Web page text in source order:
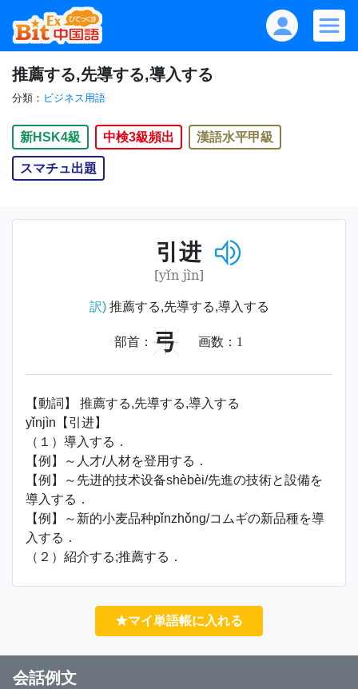
推薦する,先導する,導入する
分類： ビジネス用語
新HSK4級 中検3級頻出 漢語水平甲級
スマチュ出題
引进
[yǐn jìn]
訳)推薦する,先導する,導入する
部首： 弓 画数： 1
【動詞】 推薦する,先導する,導入する
yǐnjìn【引进】
（１）導入する．
【例】～人才/人材を登用する．
【例】～先进的技术设备shèbèi/先進の技術と設備を
導入する．
【例】～新的小麦品种pǐnzhǒng/コムギの新品種を導
入する．
（２）紹介する;推薦する．
★マイ単語帳に入れる
会話例文